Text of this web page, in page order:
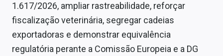
1.617/2026, ampliar rastreabilidade, reforçar
fiscalização veterinária, segregar cadeias
exportadoras e demonstrar equivalência
regulatória perante a Comissão Europeia e a DG